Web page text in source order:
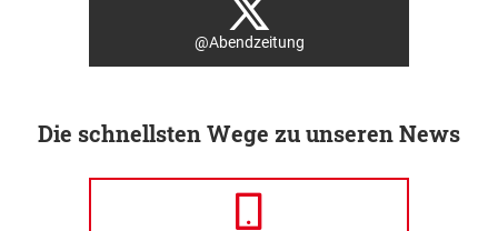
@Abendzeitung
Die schnellsten Wege zu unseren News